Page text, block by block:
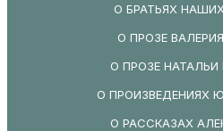
О БРАТЬЯХ
О ПРОЗЕ
О ПРОЗЕ
О ПРОИЗВЕДЕНИЯХ
О РАССКАЗАХ